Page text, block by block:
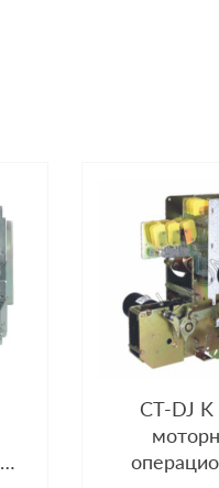
CT-DJ